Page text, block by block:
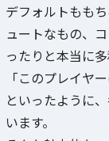
デフォルトもも
ュートなもの、
ったりと本当に多
「このプレイヤ
といったように
います。